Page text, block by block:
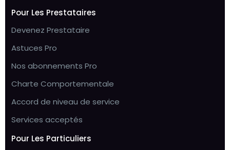
Pour Les Prestataires
Devenez Prestataire
Astuces Pro
Nos abonnements Pro
Charte Comportementale
Accord de niveau de service
Services acceptés
Pour Les Particuliers